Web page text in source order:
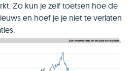
Zo kun je zelf toetsen hoe de
en hoef je je niet te verlaten